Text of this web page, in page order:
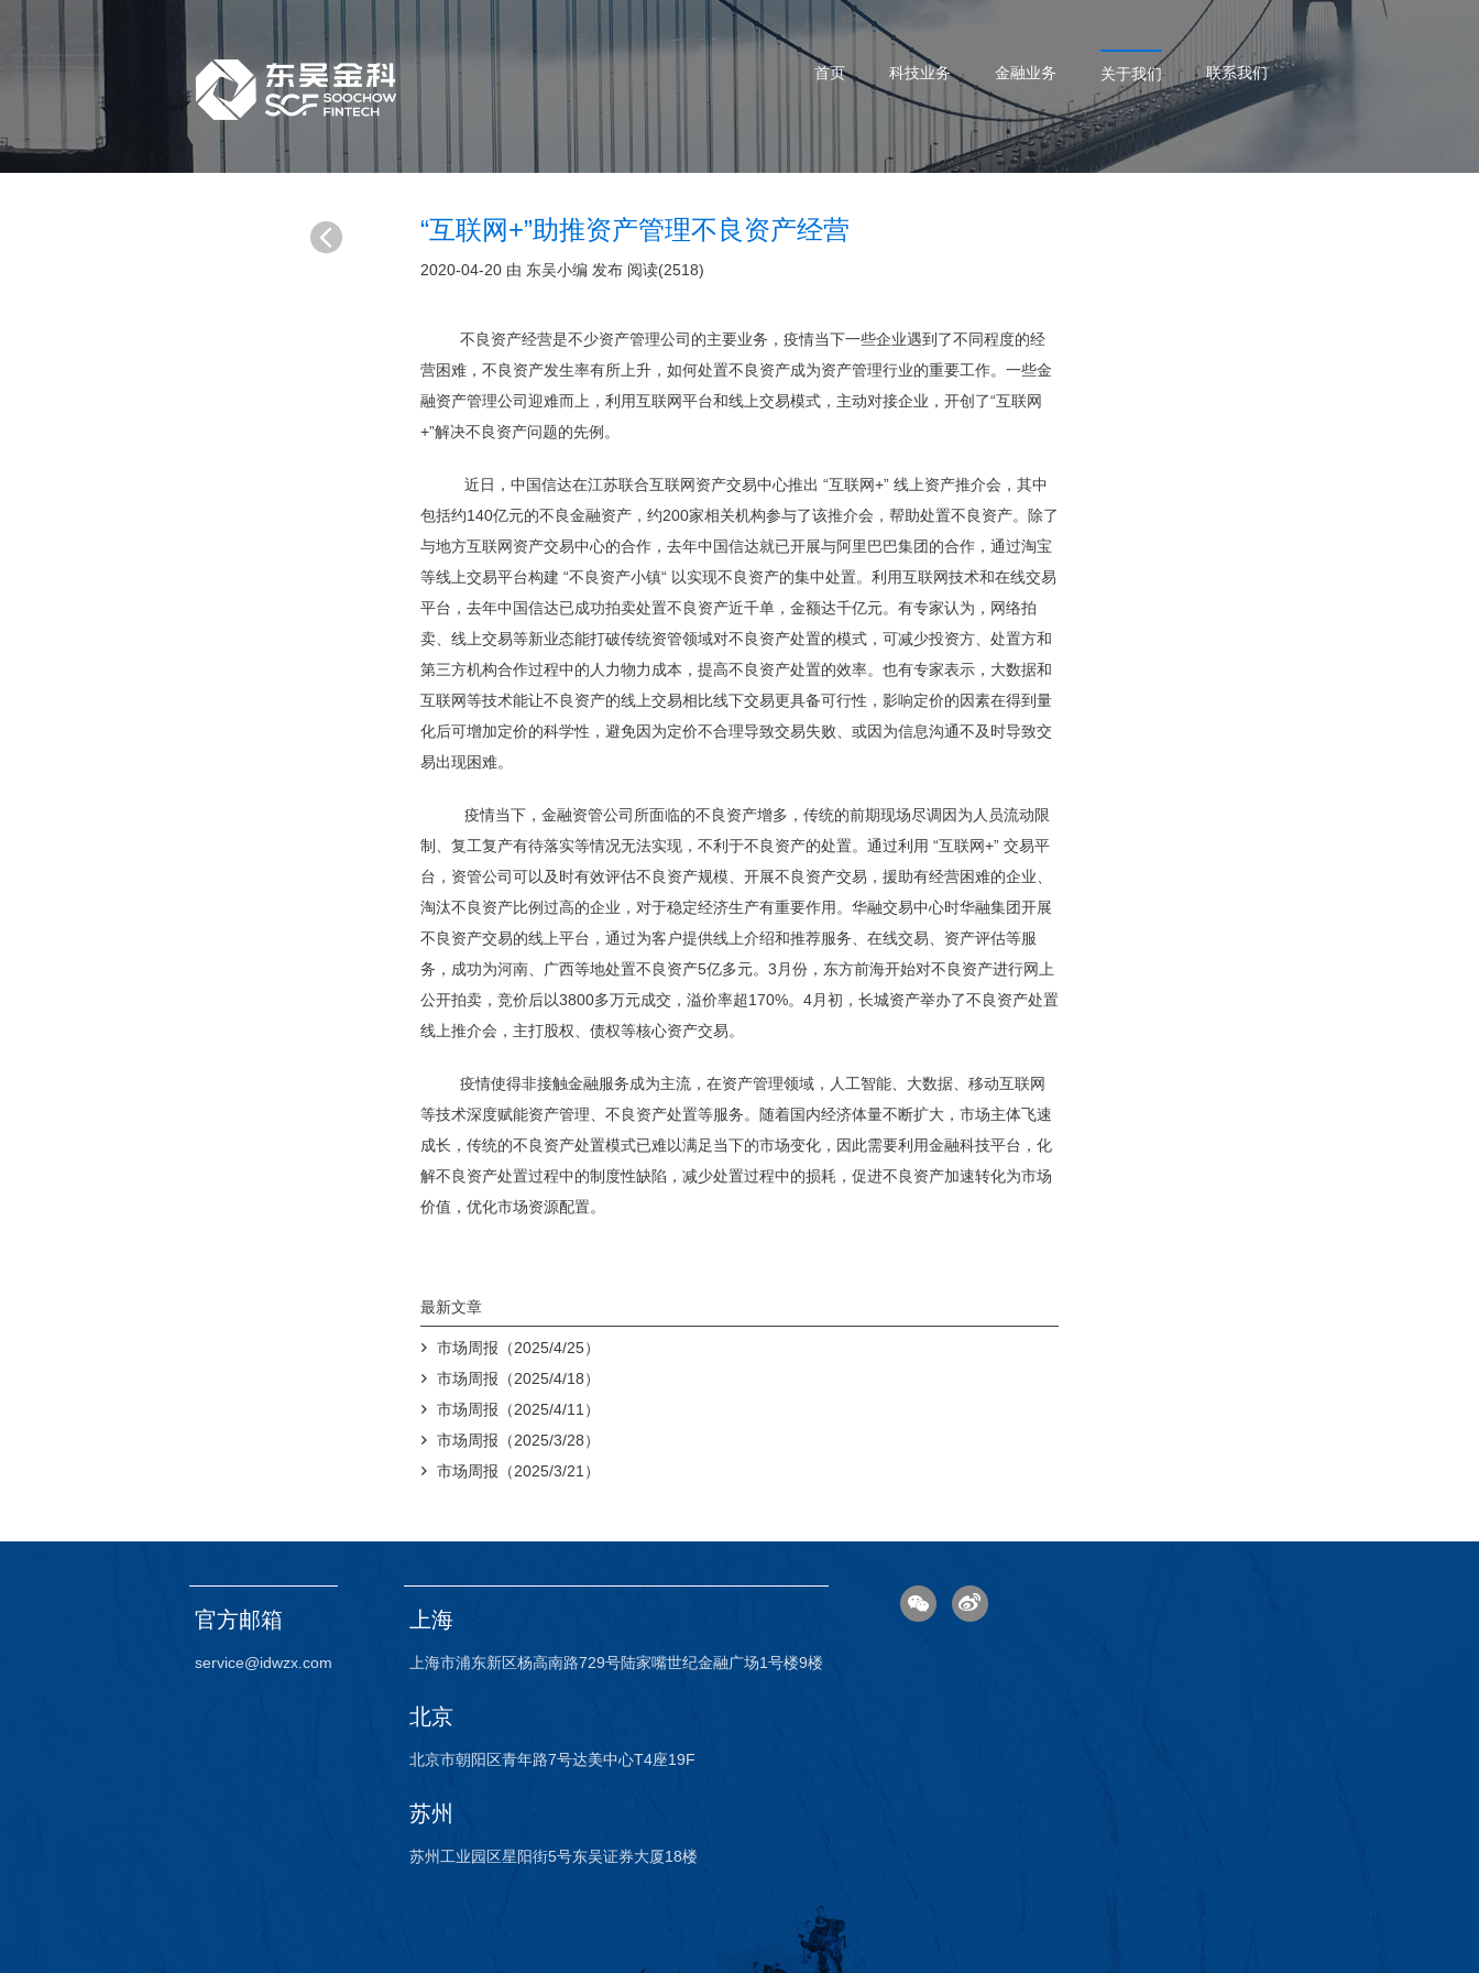
首页 科技业务 金融业务 关于我们 联系我们
“互联网+”助推资产管理不良资产经营
2020-04-20 由 东吴小编 发布 阅读(2518)
不良资产经营是不少资产管理公司的主要业务，疫情当下一些企业遇到了不同程度的经
营困难，不良资产发生率有所上升，如何处置不良资产成为资产管理行业的重要工作。一些金
融资产管理公司迎难而上，利用互联网平台和线上交易模式，主动对接企业，开创了“互联网
+”解决不良资产问题的先例。
近日，中国信达在江苏联合互联网资产交易中心推出 “互联网+” 线上资产推介会，其中
包括约140亿元的不良金融资产，约200家相关机构参与了该推介会，帮助处置不良资产。除了
与地方互联网资产交易中心的合作，去年中国信达就已开展与阿里巴巴集团的合作，通过淘宝
等线上交易平台构建 “不良资产小镇“ 以实现不良资产的集中处置。利用互联网技术和在线交易
平台，去年中国信达已成功拍卖处置不良资产近千单，金额达千亿元。有专家认为，网络拍
卖、线上交易等新业态能打破传统资管领域对不良资产处置的模式，可减少投资方、处置方和
第三方机构合作过程中的人力物力成本，提高不良资产处置的效率。也有专家表示，大数据和
互联网等技术能让不良资产的线上交易相比线下交易更具备可行性，影响定价的因素在得到量
化后可增加定价的科学性，避免因为定价不合理导致交易失败、或因为信息沟通不及时导致交
易出现困难。
疫情当下，金融资管公司所面临的不良资产增多，传统的前期现场尽调因为人员流动限
制、复工复产有待落实等情况无法实现，不利于不良资产的处置。通过利用 “互联网+” 交易平
台，资管公司可以及时有效评估不良资产规模、开展不良资产交易，援助有经营困难的企业、
淘汰不良资产比例过高的企业，对于稳定经济生产有重要作用。华融交易中心时华融集团开展
不良资产交易的线上平台，通过为客户提供线上介绍和推荐服务、在线交易、资产评估等服
务，成功为河南、广西等地处置不良资产5亿多元。3月份，东方前海开始对不良资产进行网上
公开拍卖，竞价后以3800多万元成交，溢价率超170%。4月初，长城资产举办了不良资产处置
线上推介会，主打股权、债权等核心资产交易。
疫情使得非接触金融服务成为主流，在资产管理领域，人工智能、大数据、移动互联网
等技术深度赋能资产管理、不良资产处置等服务。随着国内经济体量不断扩大，市场主体飞速
成长，传统的不良资产处置模式已难以满足当下的市场变化，因此需要利用金融科技平台，化
解不良资产处置过程中的制度性缺陷，减少处置过程中的损耗，促进不良资产加速转化为市场
价值，优化市场资源配置。
最新文章
市场周报（2025/4/25）
市场周报（2025/4/18）
市场周报（2025/4/11）
市场周报（2025/3/28）
市场周报（2025/3/21）
官方邮箱
service@idwzx.com
上海
上海市浦东新区杨高南路729号陆家嘴世纪金融广场1号楼9楼
北京
北京市朝阳区青年路7号达美中心T4座19F
苏州
苏州工业园区星阳街5号东吴证券大厦18楼